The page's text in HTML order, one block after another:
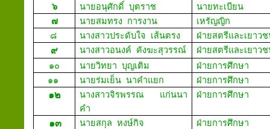
๖
นายอนุศักดิ์ บุตราช นายทะเบียน
๗
นายสมทรง การงาน เหรัญญิก
๘
นางสาวประดับใจ เส้นตรง ฝ่ายสตรีและเยาว
๙ นางสาวอนงค์ คังฆะสุวรรณ์
ฝ่ายสตรีและเยาว
๑๐
นายวิทยา บุญเติม
ฝ่ายการศึ
๑๑
นายร่มเย็น นาคำแยก ฝ่ายการศึ
๑๒
นางสาวจิรพรรณ แก่นนา
คำ
ฝ่ายการศึ
๑๓ นายสกุล หงษ์กิจ ฝ่ายการศึ